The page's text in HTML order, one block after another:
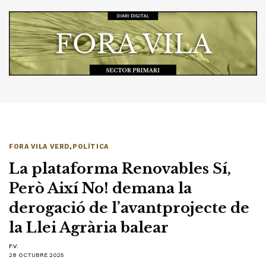
FORA VILA VERD, POLÍTICA
La plataforma Renovables Sí,
Però Així No! demana la
derogació de l’avantprojecte de
la Llei Agrària balear
F.V.
28 OCTUBRE 2025